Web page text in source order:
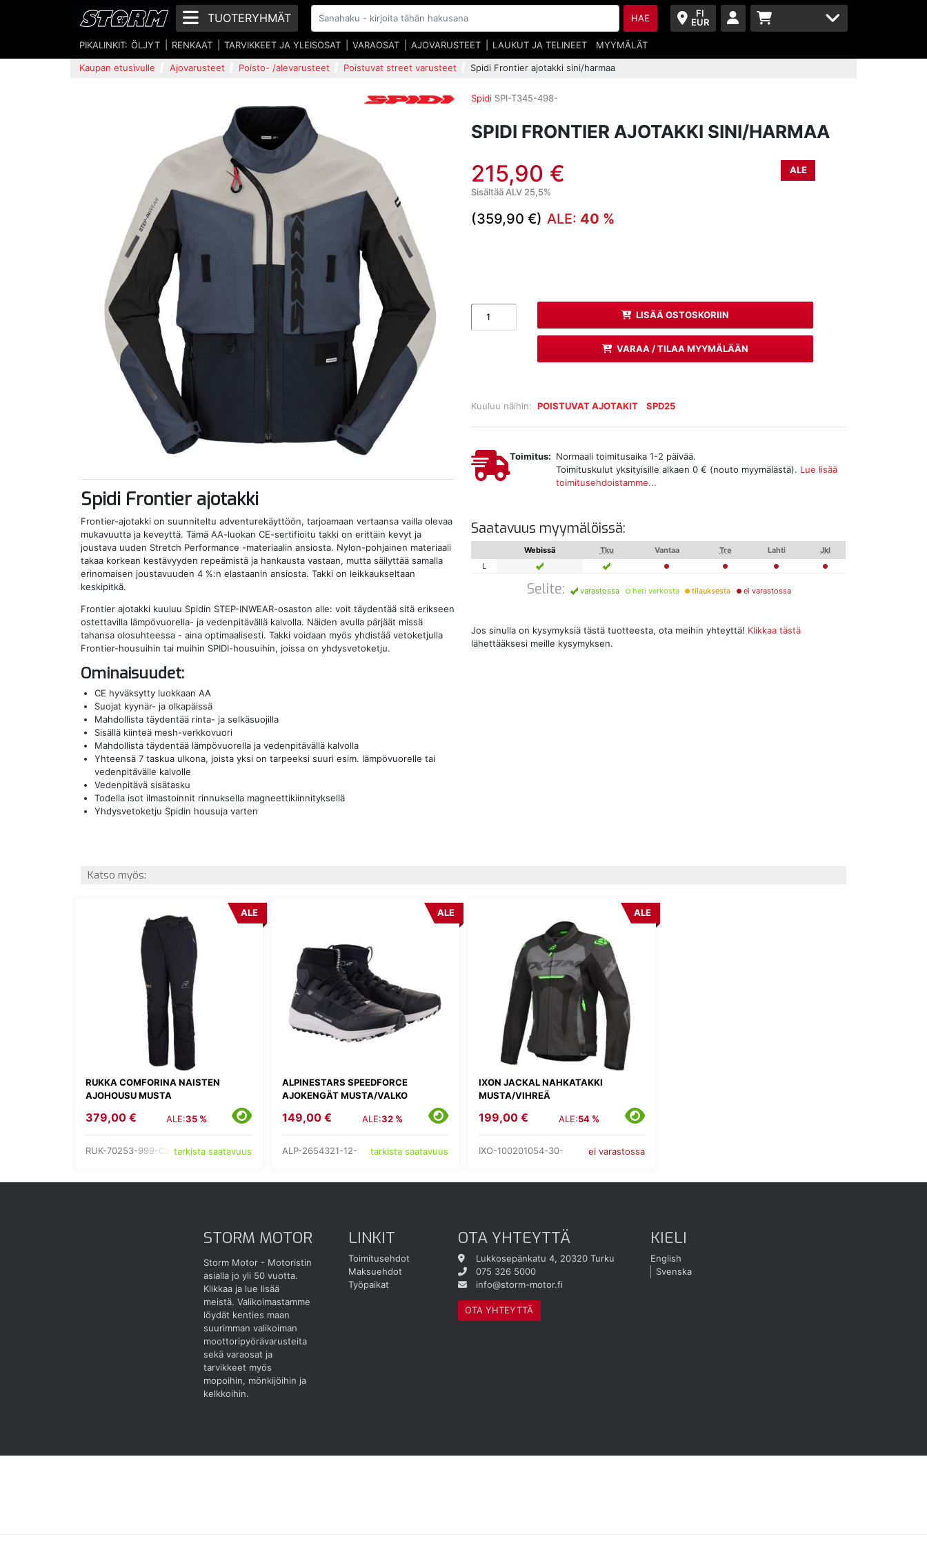
FI
EUR
TUOTERYHMÄT HAE
PIKALINKIT: ÖLJYT RENKAAT TARVIKKEET JA YLEISOSAT VARAOSAT AJOVARUSTEET LAUKUT JA TELINEET MYYMÄLÄT
Kaupan etusivulle Ajovarusteet Poisto- /alevarusteet Poistuvat street varusteet Spidi Frontier ajotakki sini/harmaa
Spidi SPI-T345-498-
SPIDI FRONTIER AJOTAKKI SINI/HARMAA
215,90 €
ALE
Sisältää ALV 25,5%
(359,90 €) ALE: 40 %
LISÄÄ OSTOSKORIIN
VARAA / TILAA MYYMÄLÄÄN
Kuuluu näihin: POISTUVAT AJOTAKIT SPD25
Toimitus: Normaali toimitusaika 1-2 päivää.
Toimituskulut yksityisille alkaen 0 € (nouto myymälästä). Lue lisää
toimitusehdoistamme...
Saatavuus myymälöissä:
Webissä Tku Vantaa Tre Lahti
Jkl
L
Selite: varastossa heti verkosta tilauksesta ei varastossa
Jos sinulla on kysymyksiä tästä tuotteesta, ota meihin yhteyttä! Klikkaa tästä
lähettääksesi meille kysymyksen.
Spidi Frontier ajotakki
Frontier-ajotakki on suunniteltu adventurekäyttöön, tarjoamaan vertaansa vailla olevaa
mukavuutta ja keveyttä. Tämä AA-luokan CE-sertifioitu takki on erittäin kevyt ja
joustava uuden Stretch Performance -materiaalin ansiosta. Nylon-pohjainen materiaali
takaa korkean kestävyyden repeämistä ja hankausta vastaan, mutta säilyttää samalla
erinomaisen joustavuuden 4 %:n elastaanin ansiosta. Takki on leikkaukseltaan
keskipitkä.
Frontier ajotakki kuuluu Spidin STEP-INWEAR-osaston alle: voit täydentää sitä erikseen
ostettavilla lämpövuorella- ja vedenpitävällä kalvolla. Näiden avulla pärjäät missä
tahansa olosuhteessa - aina optimaalisesti. Takki voidaan myös yhdistää vetoketjulla
Frontier-housuihin tai muihin SPIDI-housuihin, joissa on yhdysvetoketju.
Ominaisuudet:
CE hyväksytty luokkaan AA
Suojat kyynär- ja olkapäissä
Mahdollista täydentää rinta- ja selkäsuojilla
Sisällä kiinteä mesh-verkkovuori
Mahdollista täydentää lämpövuorella ja vedenpitävällä kalvolla
Yhteensä 7 taskua ulkona, joista yksi on tarpeeksi suuri esim. lämpövuorelle tai
vedenpitävälle kalvolle
Vedenpitävä sisätasku
Todella isot ilmastoinnit rinnuksella magneettikiinnityksellä
Yhdysvetoketju Spidin housuja varten
Katso myös:
RUKKA COMFORINA NAISTEN
AJOHOUSU MUSTA
ALE
379,00 € ALE:35 %
RUK-70253-999-C2-tarkista saatavuus
ALPINESTARS SPEEDFORCE
AJOKENGÄT MUSTA/VALKO
ALE
149,00 € ALE:32 %
ALP-2654321-12- tarkista saatavuus
IXON JACKAL NAHKATAKKI
MUSTA/VIHREÄ
ALE
199,00 € ALE:54 %
IXO-100201054-30- ei varastossa
STORM MOTOR
Storm Motor - Motoristin
asialla jo yli 50 vuotta.
Klikkaa ja lue lisää
meistä. Valikoimastamme
löydät kenties maan
suurimman valikoiman
moottoripyörävarusteita
sekä varaosat ja
tarvikkeet myös
mopoihin, mönkijöihin ja
kelkkoihin.
LINKIT
Toimitusehdot
Maksuehdot
Työpaikat
OTA YHTEYTTÄ
Lukkosepänkatu 4, 20320 Turku
075 326 5000
info@storm-motor.fi
OTA YHTEYTTÄ
KIELI
English
Svenska